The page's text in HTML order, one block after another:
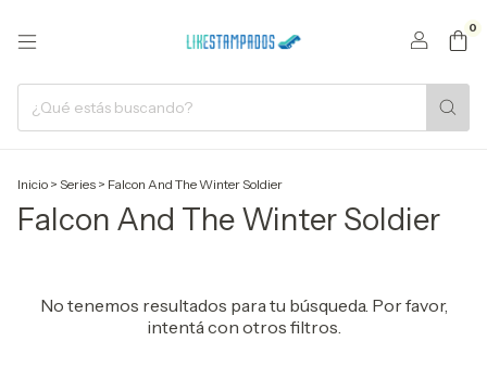
0
Inicio > Series > Falcon And The Winter Soldier
Falcon And The Winter Soldier
No tenemos resultados para tu búsqueda. Por favor,
intentá con otros filtros.